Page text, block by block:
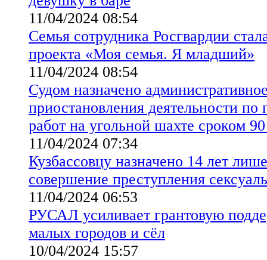
11/04/2024 08:54
Семья сотрудника Росгвардии
проекта «Моя семья. Я младший»
11/04/2024 08:54
Судом назначено
приостановления деятельности по
работ на угольной шахте сроком
11/04/2024 07:34
Кузбассовцу назначено 14 лет
совершение преступления
11/04/2024 06:53
РУСАЛ усиливает грантовую
малых городов и сёл
10/04/2024 15:57